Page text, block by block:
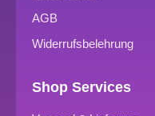
AGB
Widerrufsbelehrung
Shop Services